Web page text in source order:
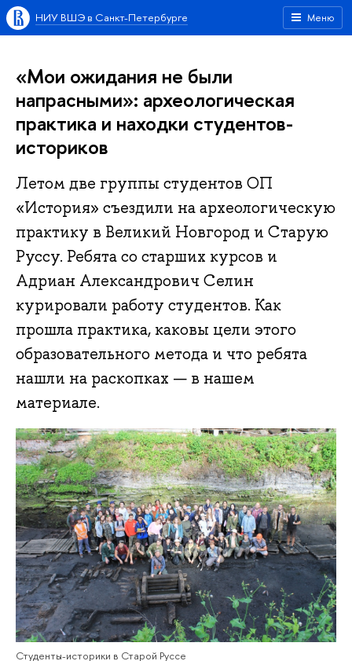
Меню
НИУ ВШЭ в Санкт-Петербурге
«Мои ожидания не были
напрасными»: археологическая
практика и находки студентов-
историков
Летом две группы студентов ОП
«История» съездили на археологическую
практику в Великий Новгород и Старую
Руссу. Ребята со старших курсов и
Адриан Александрович Селин
курировали работу студентов. Как
прошла практика, каковы цели этого
образовательного метода и что ребята
нашли на раскопках — в нашем
материале.
Студенты-историки в Старой Руссе